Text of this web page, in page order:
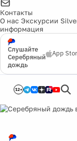
Контакты
О нас Экскурсии
информация
Слушайте
Серебряный
дождь
App
12+